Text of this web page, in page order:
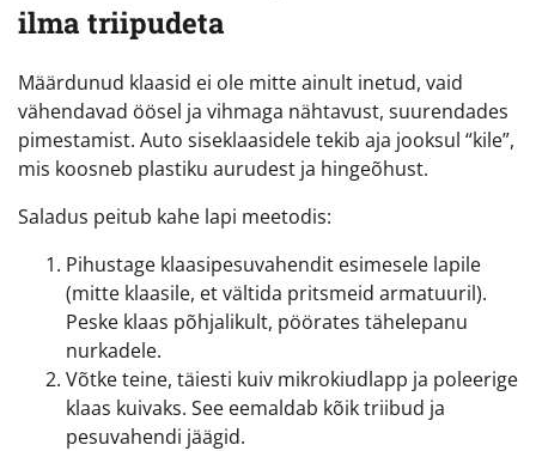
ilma triipudeta
Määrdunud klaasid ei ole mitte ainult inetud, vaid
vähendavad öösel ja vihmaga nähtavust, suurendades
pimestamist. Auto siseklaasidele tekib aja jooksul “kile”,
mis koosneb plastiku aurudest ja hingeõhust.
Saladus peitub kahe lapi meetodis:
Pihustage klaasipesuvahendit esimesele lapile
(mitte klaasile, et vältida pritsmeid armatuuril).
Peske klaas põhjalikult, pöörates tähelepanu
nurkadele.
Võtke teine, täiesti kuiv mikrokiudlapp ja poleerige
klaas kuivaks. See eemaldab kõik triibud ja
pesuvahendi jäägid.